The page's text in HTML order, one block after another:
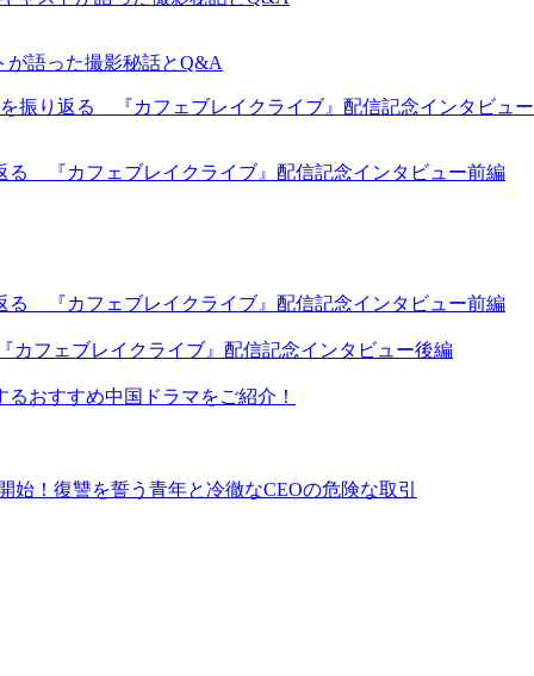
が語った撮影秘話とQ&A
る 『カフェブレイクライブ』配信記念インタビュー前編
る 『カフェブレイクライブ』配信記念インタビュー前編
カフェブレイクライブ』配信記念インタビュー後編
おすすめ中国ドラマをご紹介！
始！復讐を誓う青年と冷徹なCEOの危険な取引